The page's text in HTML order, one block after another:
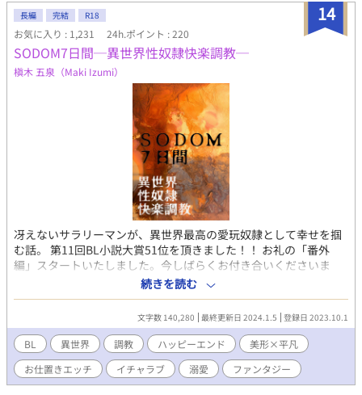
14
長編 完結 R18
お気に入り : 1,231 24h.ポイント : 220
SODOM7日間─異世界性奴隷快楽調教─
槇木 五泉（Maki Izumi）
冴えないサラリーマンが、異世界最高の愛玩奴隷として幸せを掴
む話。 第11回BL小説大賞51位を頂きました！！ お礼の「番外
編」スタートいたしました。今しばらくお付き合いくださいま
せ。（本編シナリオは完結済みです） 上司に無視され、後輩たち
にいじめられながら、毎日終電までのブラック労働に明け暮れる
気弱な会社員・真治32歳。とある寒い夜、思い余ってプラットホ
ームから回送電車に飛び込んだ真治は、大昔に人間界から切り離
された堕落と退廃の街、ソドムへと転送されてしまう。 魔族が支
配し、全ての人間は魔族に管理される奴隷であるというソドムの
街で偶然にも真治を拾ったのは、絶世の美貌を持つ淫魔の青年・
ザラキアだった。 異世界からの貴重な迷い人（ワンダラー）であ
続きを読む
文字数 140,280 最終更新日 2024.1.5 登録日 2023.10.1
BL 異世界 調教 ハッピーエンド
美形×平凡
お仕置きエッチ
イチャラブ 溺愛 ファンタジー